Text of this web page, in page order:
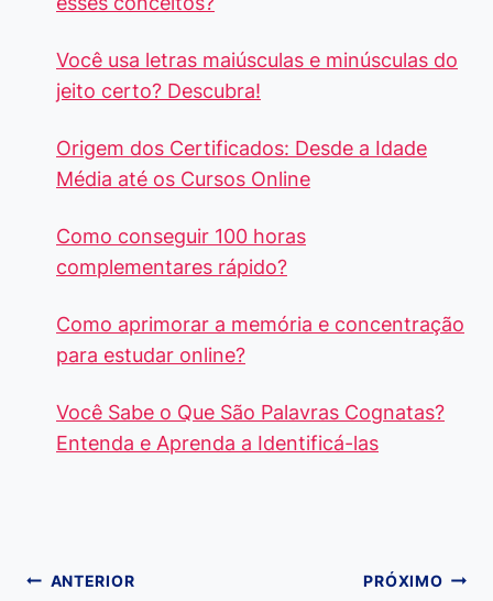
Você usa letras maiúsculas e minúsculas do
jeito certo? Descubra!
Origem dos Certificados: Desde a Idade
Média até os Cursos Online
Como conseguir 100 horas
complementares rápido?
Como aprimorar a memória e concentração
para estudar online?
Você Sabe o Que São Palavras Cognatas?
Entenda e Aprenda a Identificá-las
Navegação
ANTERIOR PRÓXIMO